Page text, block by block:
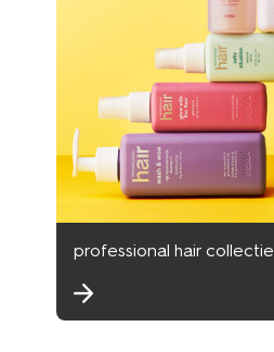
professional hair collectie